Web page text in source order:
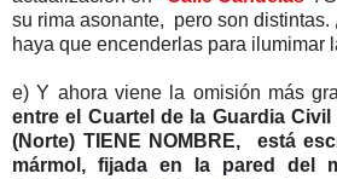
su rima asonante, pero son
haya que encenderlas para ilumimar
e) Y ahora viene la omisión más
entre el Cuartel de la Guardia
(Norte) TIENE NOMBRE, está
mármol, fijada en la pared del